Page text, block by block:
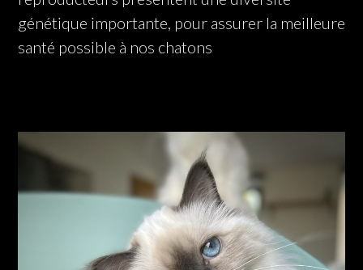
génétique importante, pour assurer la meilleure
santé possible à nos chatons